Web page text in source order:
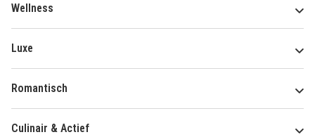
Wellness
Luxe
Romantisch
Culinair & Actief